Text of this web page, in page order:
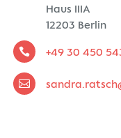
Haus IIIA
12203 Berlin
 +49 30 450
